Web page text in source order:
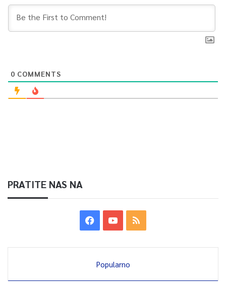
0 COMMENTS
PRATITE NAS NA
Popularno